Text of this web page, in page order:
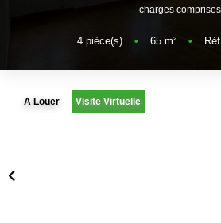
LOUER
Immobilier
charges comprises
4pièce(s) • 65m² •
A Louer Visite Virtuelle